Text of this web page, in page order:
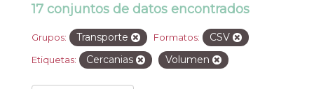
17 conjuntos de datos encontrados
Grupos: Transporte Formatos: CSV
Etiquetas: Cercanias Volumen